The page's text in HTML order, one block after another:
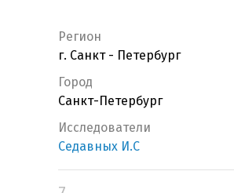
Регион
г. Санкт - Петербург
Город
Санкт-Петербург
Исследователи
Седавных И.С